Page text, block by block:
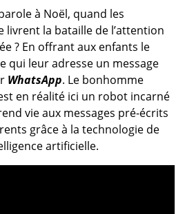
à Noël, quand les
livrent la bataille de l’attention
? En offrant aux enfants le
qui leur adresse un message
WhatsApp. Le bonhomme
en réalité ici un robot incarné
vie aux messages pré-écrits
grâce à la technologie de
artificielle.